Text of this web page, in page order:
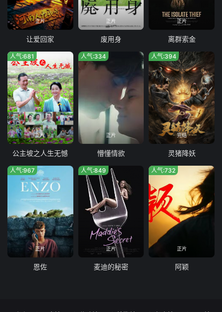
正片
让爱回家
正片
废用身
正片
离群索金
正片
人气:681
公主坡之人生无憾
正片
人气:334
懵懂情欲
完结
人气:394
灵猪降妖
正片
人气:967
恩佐
正片
人气:849
麦迪的秘密
正片
人气:732
阿颖